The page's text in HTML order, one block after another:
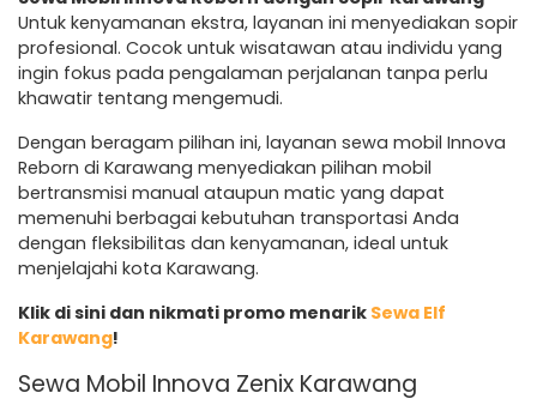
Untuk kenyamanan ekstra, layanan ini menyediakan sopir
profesional. Cocok untuk wisatawan atau individu yang
ingin fokus pada pengalaman perjalanan tanpa perlu
khawatir tentang mengemudi.
Dengan beragam pilihan ini, layanan sewa mobil Innova
Reborn di Karawang menyediakan pilihan mobil
bertransmisi manual ataupun matic yang dapat
memenuhi berbagai kebutuhan transportasi Anda
dengan fleksibilitas dan kenyamanan, ideal untuk
menjelajahi kota Karawang.
Klik di sini dan nikmati promo menarik Sewa Elf
Karawang!
Sewa Mobil Innova Zenix Karawang